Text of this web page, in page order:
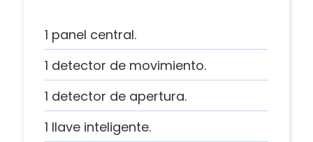
1 panel central.
1 detector de movimiento.
1 detector de apertura.
1 llave inteligente.